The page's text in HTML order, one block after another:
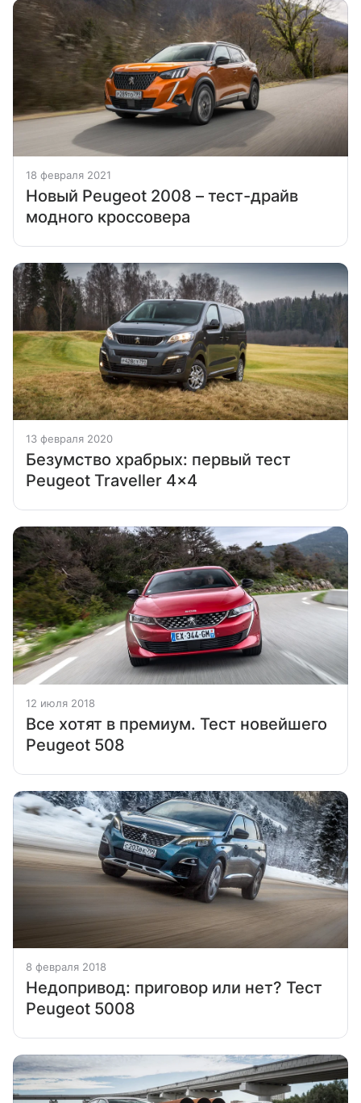
18 февраля 2021
Новый Peugeot 2008 – тест-драйв
модного кроссовера
13 февраля 2020
Безумство храбрых: первый тест
Peugeot Traveller 4×4
12 июля 2018
Все хотят в премиум. Тест новейшего
Peugeot 508
8 февраля 2018
Недопривод: приговор или нет? Тест
Peugeot 5008